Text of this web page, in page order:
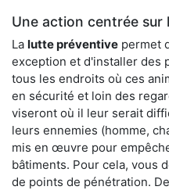
Une action centrée
La lutte préventive permet
exception et d'installer des
tous les endroits où ces
en sécurité et loin des
viseront où il leur serait
leurs ennemies (homme,
mis en œuvre pour
bâtiments. Pour cela, vous
de points de pénétration.